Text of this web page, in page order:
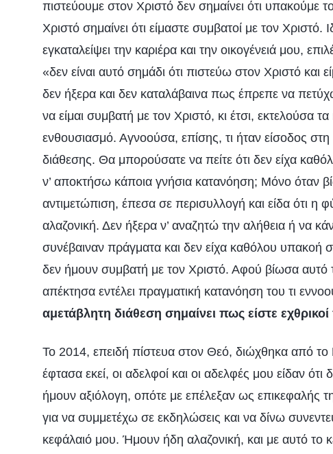
πιστεύουμε στον Χριστό δεν σημαίνει ότι
Χριστό σημαίνει ότι είμαστε συμβατοί με τον Χριστό.
εγκαταλείψει την καριέρα και την οικογένειά μου,
«δεν είναι αυτό σημάδι ότι πιστεύω στον Χριστό
δεν ήξερα και δεν καταλάβαινα πως έπρεπε να
να είμαι συμβατή με τον Χριστό, κι έτσι, εκτελούσα
ενθουσιασμό. Αγνοούσα, επίσης, τι ήταν είσοδος
διάθεσης. Θα μπορούσατε να πείτε ότι δεν είχα
ν’ αποκτήσω κάποια γνήσια κατανόηση; Μόνο όταν
αντιμετώπιση, έπεσα σε περισυλλογή και είδα ότι η
αλαζονική. Δεν ήξερα ν’ αναζητώ την αλήθεια ή να
συνέβαιναν πράγματα και δεν είχα καθόλου υπακοή
δεν ήμουν συμβατή με τον Χριστό. Αφού βίωσα αυτό
απέκτησα εντέλει πραγματική κατανόηση του τι
αμετάβλητη διάθεση σημαίνει πως είστε
Το 2014, επειδή πίστευα στον Θεό, διώχθηκα από
έφτασα εκεί, οι αδελφοί και οι αδελφές μου είδαν
ήμουν αξιόλογη, οπότε με επέλεξαν ως επικεφαλής
για να συμμετέχω σε εκδηλώσεις και να δίνω
κεφάλαιό μου. Ήμουν ήδη αλαζονική, και με αυτό το